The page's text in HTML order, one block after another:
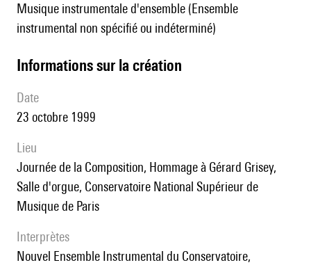
Musique instrumentale d'ensemble (Ensemble
instrumental non spécifié ou indéterminé)
informations sur la création
date
23 octobre 1999
lieu
Journée de la Composition, Hommage à Gérard Grisey,
Salle d'orgue, Conservatoire National Supérieur de
Musique de Paris
interprètes
Nouvel Ensemble Instrumental du Conservatoire,